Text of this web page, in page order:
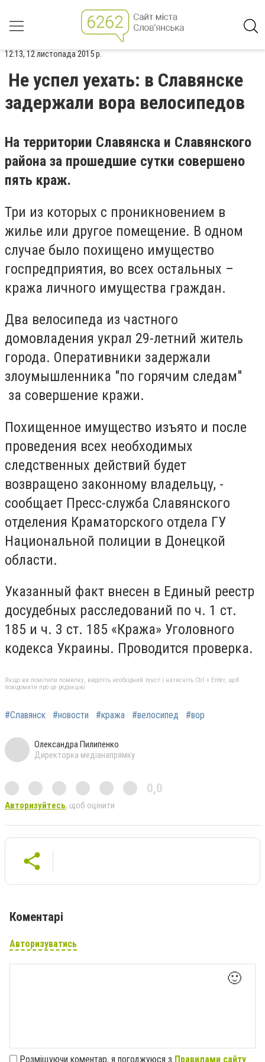
12:13, 12 листопада 2015 р.
Не успел уехать: в Славянске
задержали вора велосипедов
На территории Славянска и Славянского
района за прошедшие сутки совершено
пять краж.
Три из которых с проникновением в
жилье или другое помещение. В одном
случае было похищено имущество
госпредприятия, во всех остальных –
кража личного имущества граждан.
Два велосипеда из частного
домовладения украл 29-летний житель
города. Оперативники задержали
злоумышленника "по горячим следам"
за совершение кражи.
Похищенное имущество изъято и после
проведения всех необходимых
следственных действий будет
возвращено законному владельцу, -
сообщает Пресс-служба Славянского
отделения Краматорского отдела ГУ
Национальной полиции в Донецкой
области.
Указанный факт внесен в Единый реестр
досудебных расследований по ч. 1 ст.
185 и ч. 3 ст. 185 «Кража» Уголовного
кодекса Украины. Проводится проверка.
Якщо ви помітили помилку, виділіть необхідний текст і натисніть Ctrl + Enter, щоб
повідомити про це редакцію
#Славянск #новости #кража #велосипед #вор
Олександра Пилипенко
Директорка медіанапрямку
0,0
Авторизуйтесь, щоб оцінити
Коментарі
Авторизуватись
🙂
Розміщуючи коментар, я погоджуюся з Правилами сайту